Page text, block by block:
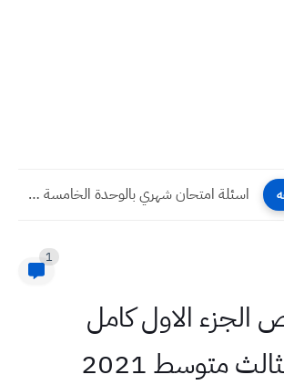
اسئلة امتحان شهري بالوحدة الخامسة مع الحل اللغة الانكليزية صف...
1
الجزء الاول كامل
رياضيات الثالث متوسط 2021